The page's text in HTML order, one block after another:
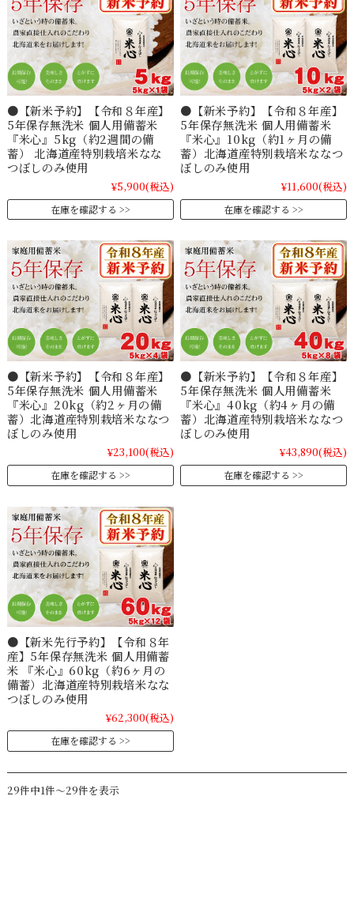
●【新米予約】【令和８年産】
5年保存無洗米 個人用備蓄米
『米心』5kg（約2週間の備
蓄） 北海道産特別栽培米なな
つぼしのみ使用
¥5,900(税込)
在庫を確認する
●【新米予約】【令和８年産】
5年保存無洗米 個人用備蓄米
『米心』10kg（約1ヶ月の備
蓄）北海道産特別栽培米ななつ
ぼしのみ使用
¥11,600(税込)
在庫を確認する
●【新米予約】【令和８年産】
5年保存無洗米 個人用備蓄米
『米心』20kg（約2ヶ月の備
蓄）北海道産特別栽培米ななつ
ぼしのみ使用
¥23,100(税込)
在庫を確認する
●【新米予約】【令和８年産】
5年保存無洗米 個人用備蓄米
『米心』40kg（約4ヶ月の備
蓄）北海道産特別栽培米ななつ
ぼしのみ使用
¥43,890(税込)
在庫を確認する
●【新米先行予約】【令和８年
産】5年保存無洗米 個人用備蓄
米 『米心』60kg（約6ヶ月の
備蓄）北海道産特別栽培米なな
つぼしのみ使用
¥62,300(税込)
在庫を確認する
29件中1件～29件を表示